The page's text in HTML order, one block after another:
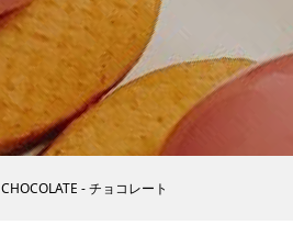
CHOCOLATE - チョコレート